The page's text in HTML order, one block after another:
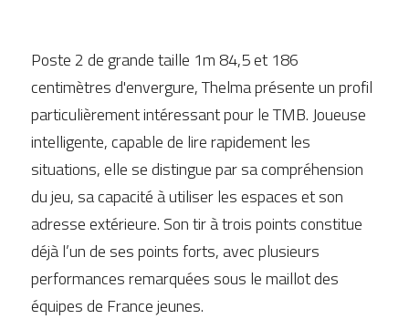
Poste 2 de grande taille 1m 84,5 et 186
centimètres d'envergure, Thelma présente un profil
particulièrement intéressant pour le TMB. Joueuse
intelligente, capable de lire rapidement les
situations, elle se distingue par sa compréhension
du jeu, sa capacité à utiliser les espaces et son
adresse extérieure. Son tir à trois points constitue
déjà l’un de ses points forts, avec plusieurs
performances remarquées sous le maillot des
équipes de France jeunes.